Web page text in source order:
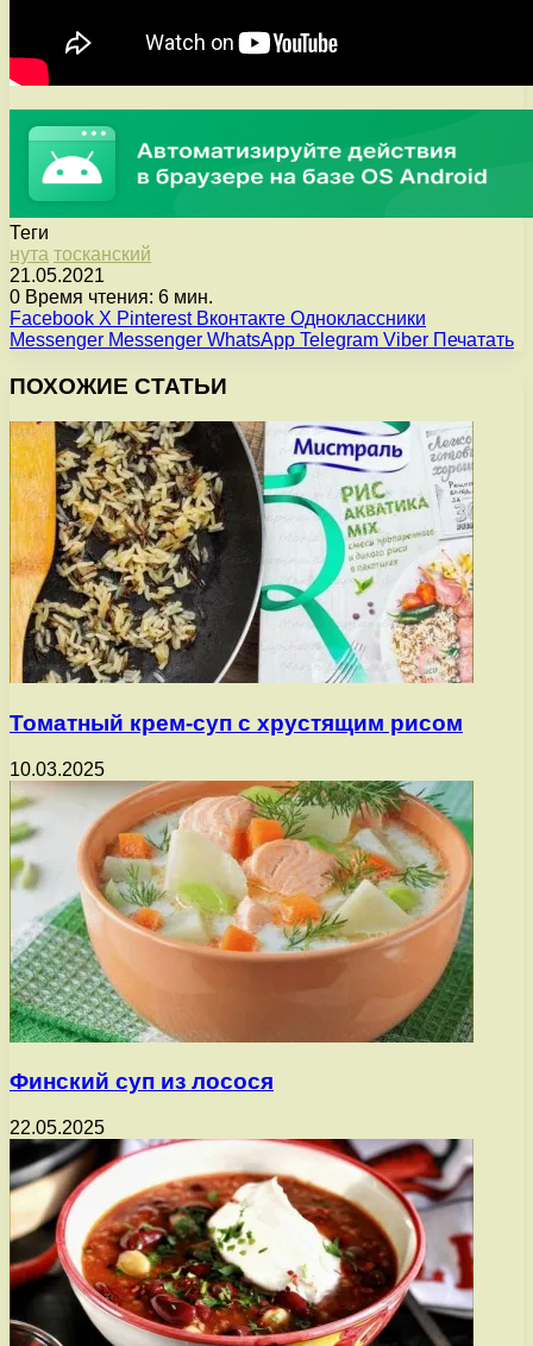
Теги
нута тосканский
21.05.2021
0 Время чтения: 6 мин.
Facebook X Pinterest Вконтакте Одноклассники
Messenger Messenger WhatsApp Telegram Viber Печатать
ПОХОЖИЕ СТАТЬИ
Томатный крем-суп с хрустящим рисом
10.03.2025
Финский суп из лосося
22.05.2025